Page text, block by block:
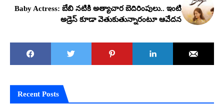
Baby Actress: బేబి న‌టికి అత్యాచార బెదిరింపులు.. ఇంటి
అడ్రెస్ కూడా వెతుకుతున్నారంటూ ఆవేద‌న‌
Recent Posts